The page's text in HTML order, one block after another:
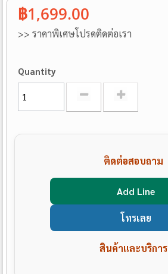
฿1,699.00
>> ราคาพิเศษโปรดติดต่อเรา
Quantity
ติดต่อสอบถาม
Add Line
โทรเลย
สินค้าและบริการ